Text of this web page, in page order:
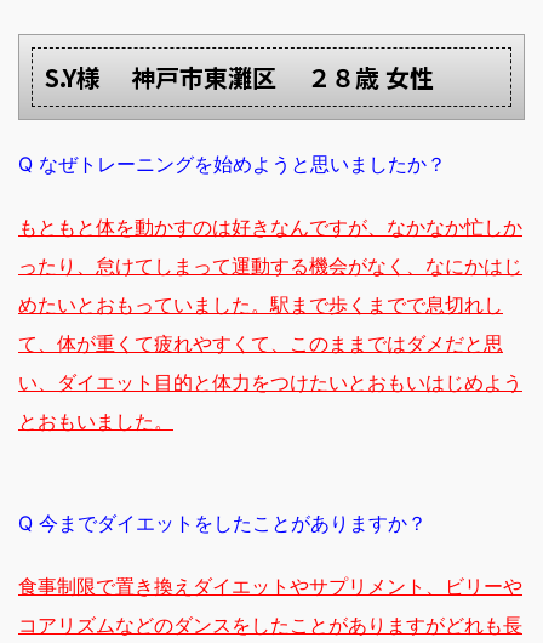
S.Y様 神戸市東灘区 ２８歳 女性
Q なぜトレーニングを始めようと思いましたか？
もともと体を動かすのは好きなんですが、なかなか忙しか
ったり、怠けてしまって運動する機会がなく、なにかはじ
めたいとおもっていました。駅まで歩くまでで息切れし
て、体が重くて疲れやすくて、このままではダメだと思
い、ダイエット目的と体力をつけたいとおもいはじめよう
とおもいました。
Q 今までダイエットをしたことがありますか？
食事制限で置き換えダイエットやサプリメント、ビリーや
コアリズムなどのダンスをしたことがありますがどれも長